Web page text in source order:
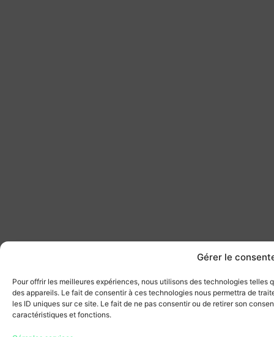
Gérer le
Pour offrir les meilleures expériences, nous utilisons des technologies
des appareils. Le fait de consentir à ces technologies nous permettra de
les ID uniques sur ce site. Le fait de ne pas consentir ou de retirer son
caractéristiques et fonctions.